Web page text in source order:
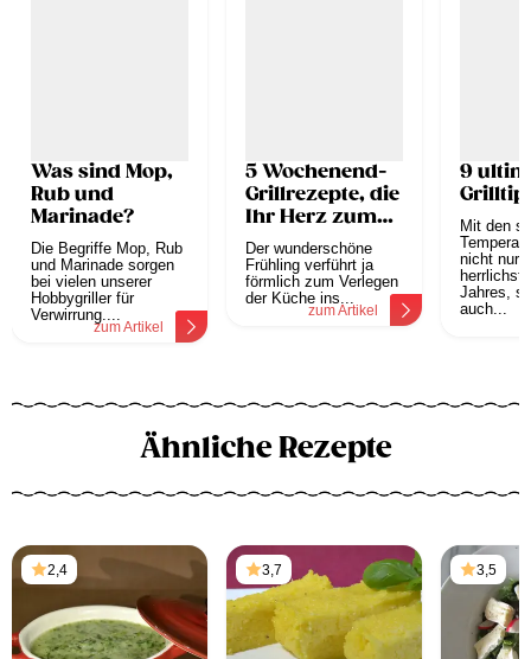
Was sind Mop,
Rub und
Marinade?
Die Begriffe Mop, Rub
und Marinade sorgen
bei vielen unserer
Hobbygriller für
Verwirrung....
zum Artikel
5 Wochenend-
Grillrezepte, die
Ihr Herz zum
Glühen bringen
Der wunderschöne
Frühling verführt ja
förmlich zum Verlegen
der Küche ins...
zum Artikel
9
Mit den
nicht nur
Jahres,
auch...
Ähnliche Rezepte
2,4 3,7 3,5